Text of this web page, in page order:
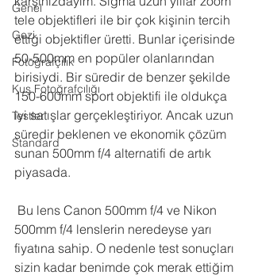
Genel
Gezi
Fotoğrafçılık
Kuş Fotoğrafçılığı
Testler
Standard
tele objektifleri ile bir çok kişinin tercih
ettiği objektifler üretti. Bunlar içerisinde
50-500mm en popüler olanlarından
birisiydi. Bir süredir de benzer şekilde
150-600mm sport objektifi ile oldukça
iyi satışlar gerçekleştiriyor. Ancak uzun
süredir beklenen ve ekonomik çözüm
sunan 500mm f/4 alternatifi de artık
piyasada.
500mm f/4 lenslerin neredeyse yarı
fiyatına sahip. O nedenle test sonuçları
sizin kadar benimde çok merak ettiğim